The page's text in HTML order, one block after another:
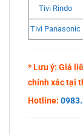
Tivi Rindo
Tivi Panasonic
* Lưu ý: Giá
chính xác tại
Hotline: